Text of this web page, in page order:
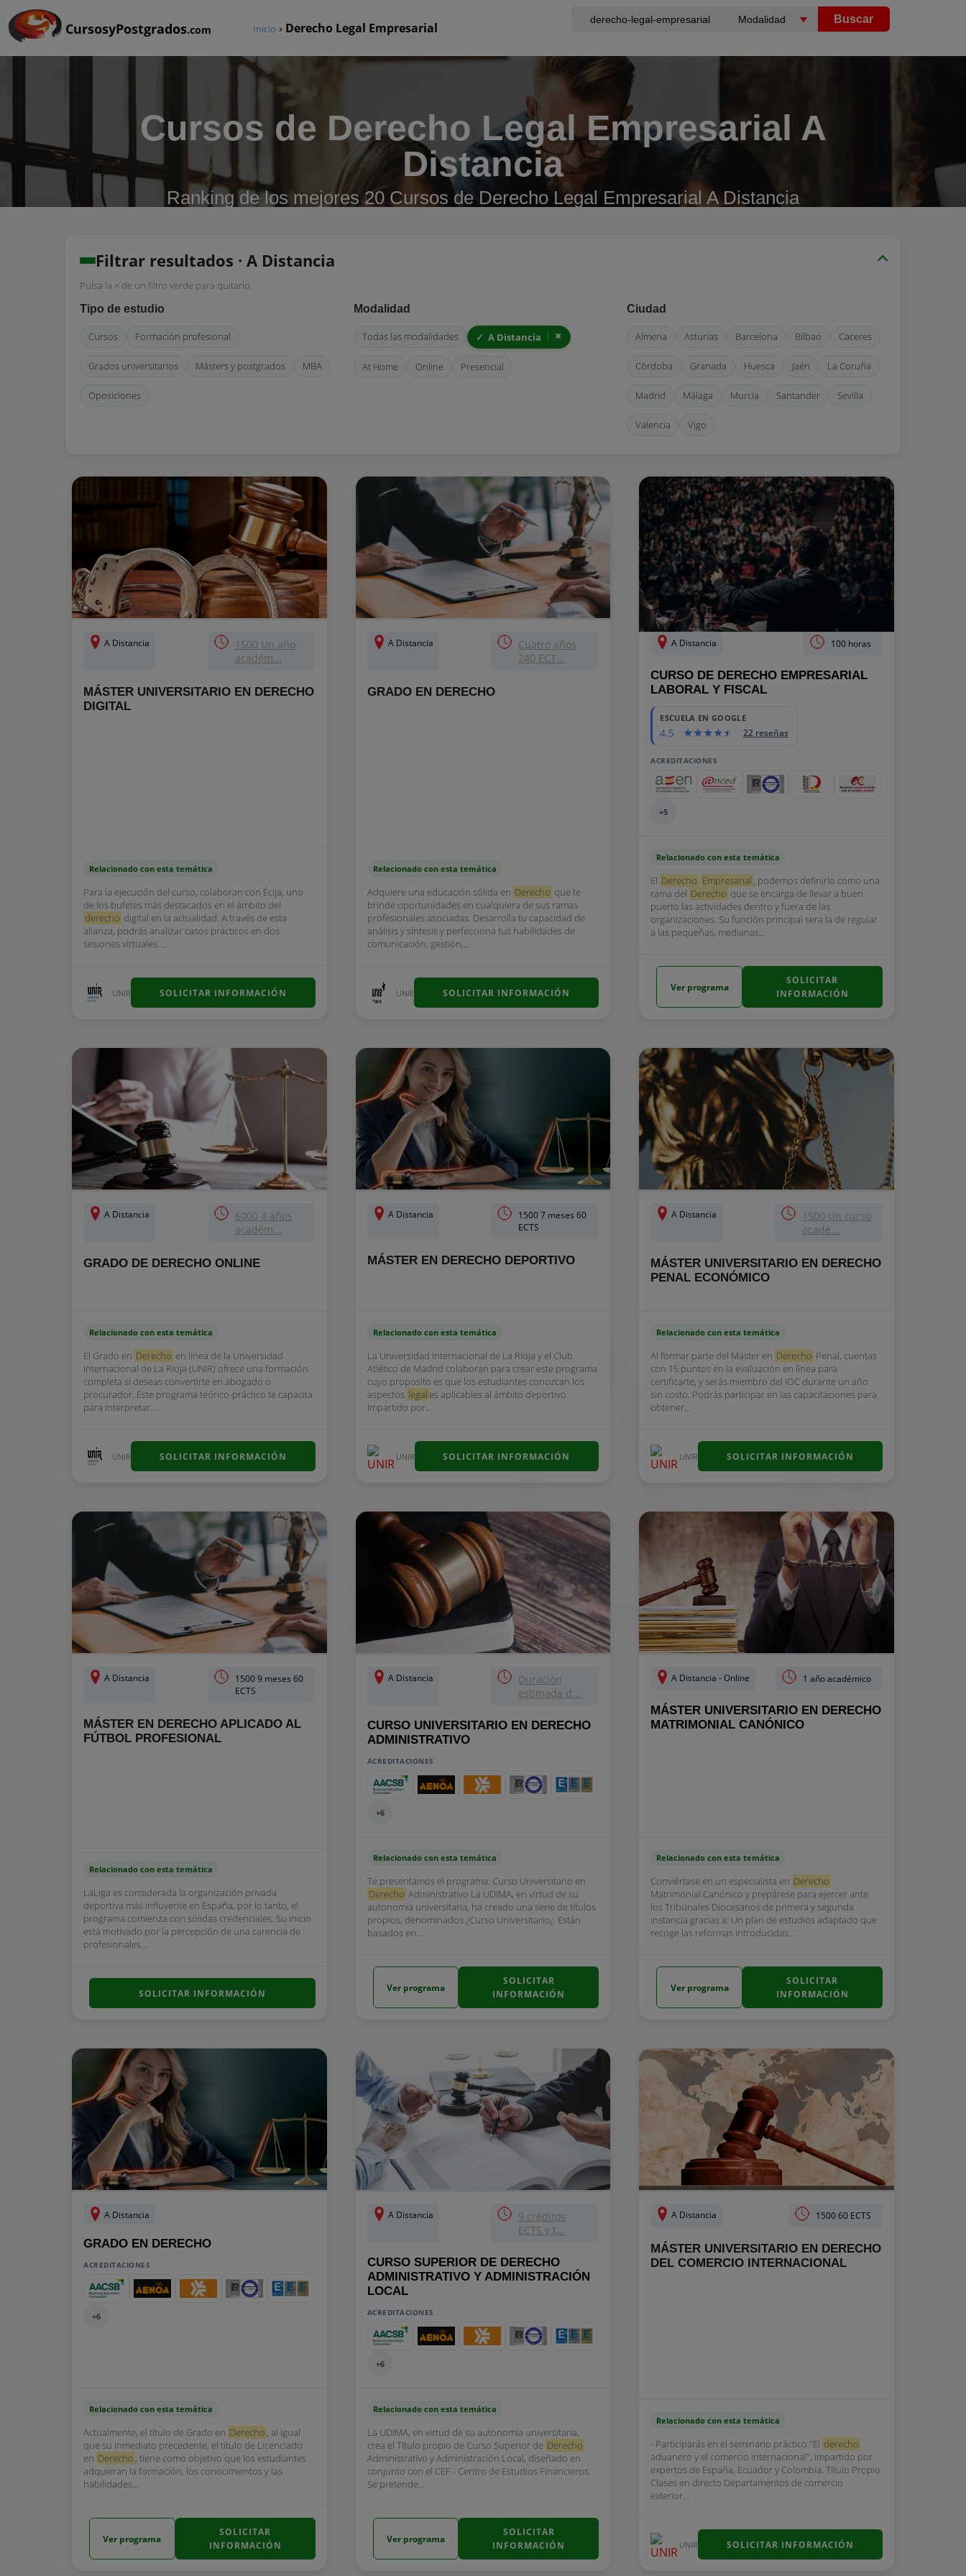
CursosyPostgrados.com
Buscar
Inicio › Derecho Legal Empresarial
Cursos de Derecho Legal Empresarial A
Distancia
Ranking de los mejores 20 Cursos de Derecho Legal Empresarial A Distancia
Filtrar resultados · A Distancia
Pulsa la × de un filtro verde para quitarlo.
Tipo de estudio
Cursos Formación profesional
Grados universitarios Másters y postgrados MBA
Oposiciones
Modalidad
Todas las modalidades A Distancia
At Home Online Presencial
Ciudad
Almeria Asturias Barcelona Bilbao Caceres
Córdoba Granada Huesca Jaén La Coruña
Madrid Málaga Murcia Santander Sevilla
Valencia Vigo
A Distancia
1500 Un año
académ...
MÁSTER UNIVERSITARIO EN DERECHO
DIGITAL
Relacionado con esta temática
Para la ejecución del curso, colaboran con Écija, uno
de los bufetes más destacados en el ámbito del
derecho digital en la actualidad. A través de esta
alianza, podrás analizar casos prácticos en dos
sesiones virtuales....
UNIR SOLICITAR INFORMACIÓN
A Distancia
Cuatro años
240 ECT...
GRADO EN DERECHO
Relacionado con esta temática
Adquiere una educación sólida en Derecho que te
brinde oportunidades en cualquiera de sus ramas
profesionales asociadas. Desarrolla tu capacidad de
análisis y síntesis y perfecciona tus habilidades de
comunicación, gestión,...
UNIE SOLICITAR INFORMACIÓN
A Distancia 100 horas
CURSO DE DERECHO EMPRESARIAL
LABORAL Y FISCAL
ESCUELA EN GOOGLE
4.5 22 reseñas
ACREDITACIONES
+5
Relacionado con esta temática
El Derecho Empresarial , podemos definirlo como una
rama del Derecho que se encarga de llevar a buen
puerto las actividades dentro y fuera de las
organizaciones. Su función principal sera la de regular
a las pequeñas, medianas...
Ver programa
SOLICITAR
INFORMACIÓN
A Distancia
6000 4 años
académ...
GRADO DE DERECHO ONLINE
Relacionado con esta temática
El Grado en Derecho en línea de la Universidad
Internacional de La Rioja (UNIR) ofrece una formación
completa si deseas convertirte en abogado o
procurador. Este programa teórico-práctico te capacita
para interpretar...
UNIR SOLICITAR INFORMACIÓN
A Distancia
1500 7 meses 60
ECTS
MÁSTER EN DERECHO DEPORTIVO
Relacionado con esta temática
La Universidad Internacional de La Rioja y el Club
Atlético de Madrid colaboran para crear este programa
cuyo propósito es que los estudiantes conozcan los
aspectos legal es aplicables al ámbito deportivo.
Impartido por...
UNIR SOLICITAR INFORMACIÓN
A Distancia
1500 Un curso
acadé...
MÁSTER UNIVERSITARIO EN DERECHO
PENAL ECONÓMICO
Relacionado con esta temática
Al formar parte del Máster en Derecho Penal, cuentas
con 15 puntos en la evaluación en línea para
certificarte, y serás miembro del IOC durante un año
sin costo. Podrás participar en las capacitaciones para
obtener...
UNIR SOLICITAR INFORMACIÓN
A Distancia
1500 9 meses 60
ECTS
MÁSTER EN DERECHO APLICADO AL
FÚTBOL PROFESIONAL
Relacionado con esta temática
LaLiga es considerada la organización privada
deportiva más influyente en España, por lo tanto, el
programa comienza con sólidas credenciales. Su inicio
está motivado por la percepción de una carencia de
profesionales...
SOLICITAR INFORMACIÓN
A Distancia
Duración
estimada d...
CURSO UNIVERSITARIO EN DERECHO
ADMINISTRATIVO
ACREDITACIONES
+6
Relacionado con esta temática
Te presentamos el programa: Curso Universitario en
Derecho Administrativo La UDIMA, en virtud de su
autonomía universitaria, ha creado una serie de títulos
propios, denominados ¿Curso Universitario¿. Están
basados en...
Ver programa
SOLICITAR
INFORMACIÓN
A Distancia - Online 1 año académico
MÁSTER UNIVERSITARIO EN DERECHO
MATRIMONIAL CANÓNICO
Relacionado con esta temática
Conviértase en un especialista en Derecho
Matrimonial Canónico y prepárese para ejercer ante
los Tribunales Diocesanos de primera y segunda
instancia gracias a: Un plan de estudios adaptado que
recoge las reformas introducidas...
Ver programa
SOLICITAR
INFORMACIÓN
A Distancia
GRADO EN DERECHO
ACREDITACIONES
+6
Relacionado con esta temática
Actualmente, el título de Grado en Derecho , al igual
que su inmediato precedente, el título de Licenciado
en Derecho , tiene como objetivo que los estudiantes
adquieran la formación, los conocimientos y las
habilidades...
Ver programa
SOLICITAR
INFORMACIÓN
A Distancia
9 créditos
ECTS y t...
CURSO SUPERIOR DE DERECHO
ADMINISTRATIVO Y ADMINISTRACIÓN
LOCAL
ACREDITACIONES
+6
Relacionado con esta temática
La UDIMA, en virtud de su autonomía universitaria,
crea el Título propio de Curso Superior de Derecho
Administrativo y Administración Local, diseñado en
conjunto con el CEF.- Centro de Estudios Financieros.
Se pretende...
Ver programa
SOLICITAR
INFORMACIÓN
A Distancia 1500 60 ECTS
MÁSTER UNIVERSITARIO EN DERECHO
DEL COMERCIO INTERNACIONAL
Relacionado con esta temática
- Participarás en el seminario práctico "El derecho
aduanero y el comercio internacional", impartido por
expertos de España, Ecuador y Colombia. Título Propio
Clases en directo Departamentos de comercio
exterior...
UNIR SOLICITAR INFORMACIÓN